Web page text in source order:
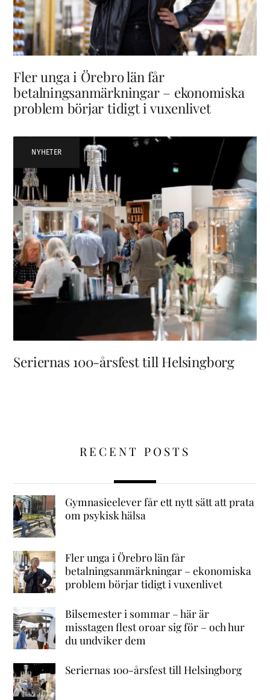
Fler unga i Örebro län får
betalningsanmärkningar – ekonomiska
problem börjar tidigt i vuxenlivet
NYHETER
Seriernas 100-årsfest till Helsingborg
RECENT POSTS
Gymnasieelever får ett nytt sätt att prata
om psykisk hälsa
Fler unga i Örebro län får
betalningsanmärkningar – ekonomiska
problem börjar tidigt i vuxenlivet
Bilsemester i sommar – här är
misstagen flest oroar sig för – och hur
du undviker dem
Seriernas 100-årsfest till Helsingborg